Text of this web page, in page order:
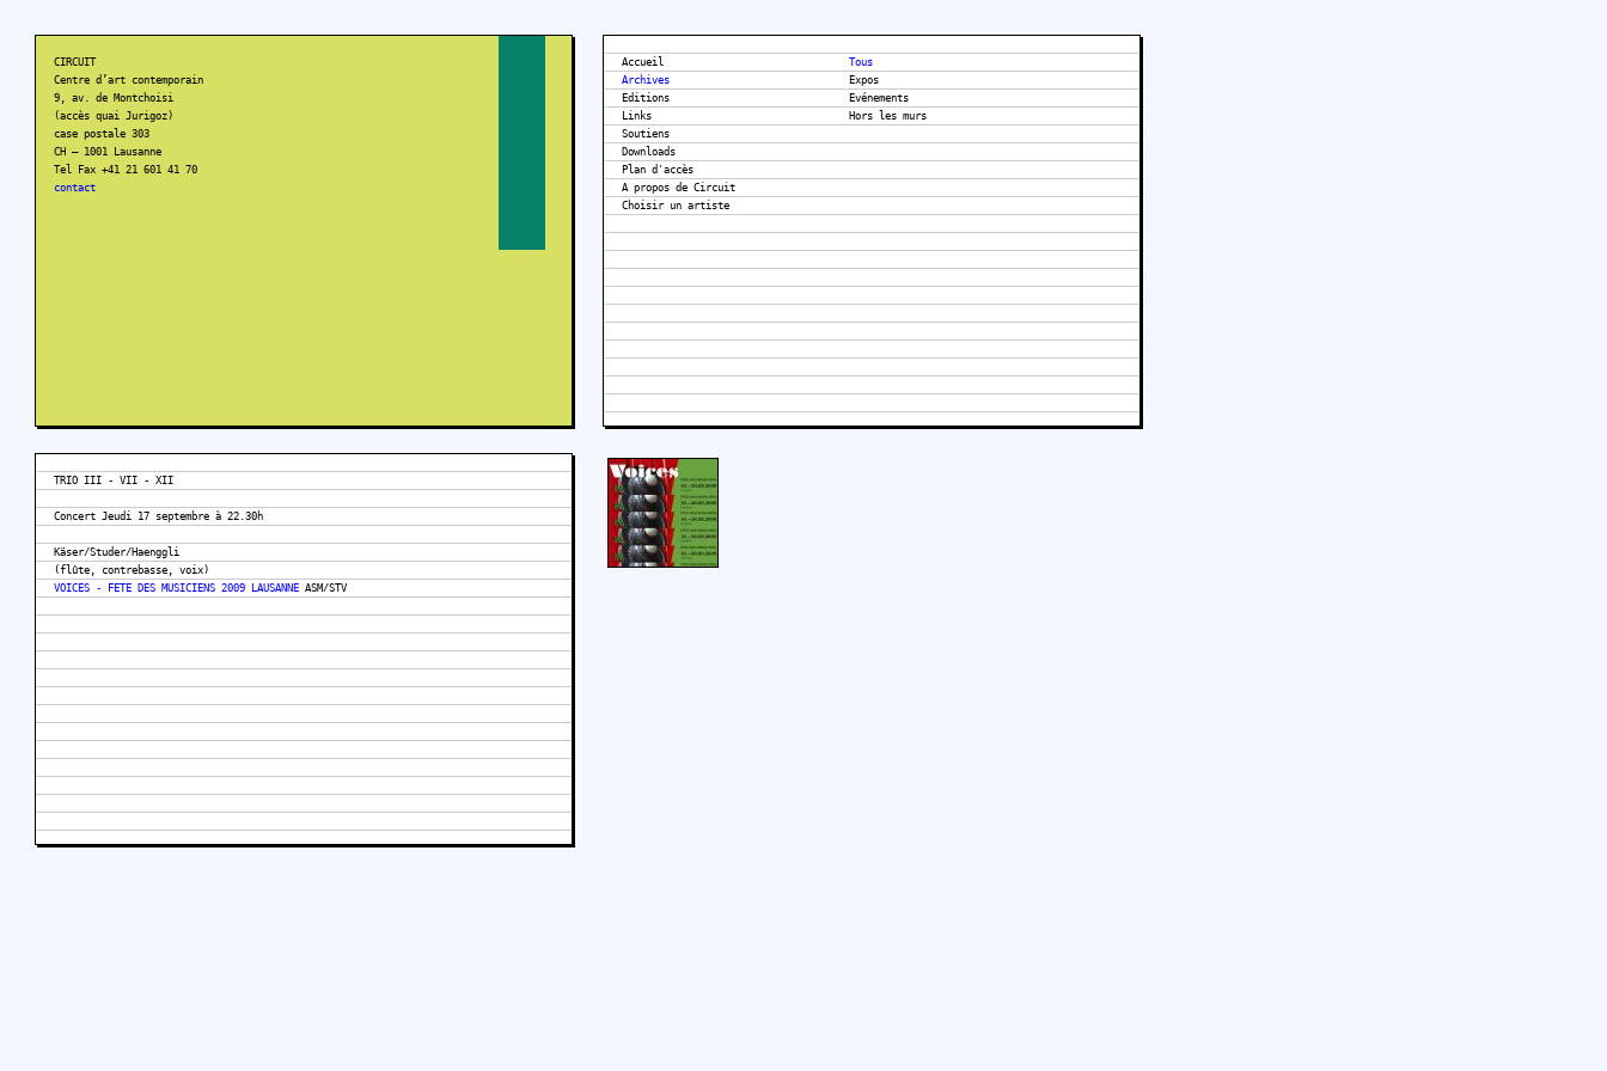
CIRCUIT
Centre d’art contemporain
9, av. de Montchoisi
(accès quai Jurigoz)
case postale 303
CH – 1001 Lausanne
Tel Fax +41 21 601 41 70
contact
Accueil
Archives
Editions
Links
Soutiens
Downloads
Plan d'accès
A propos de Circuit
Tous
Expos
Evénements
Hors les murs
TRIO III - VII - XII
Concert Jeudi 17 septembre à 22.30h
Käser/Studer/Haenggli
(flûte, contrebasse, voix)
VOICES - FETE DES MUSICIENS 2009 LAUSANNE ASM/STV